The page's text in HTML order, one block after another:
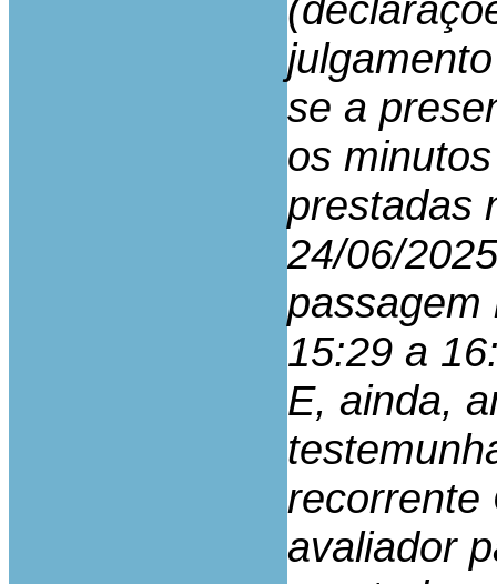
se a
os
prestadas
24/06/
passagem
15:29 a
E, ainda,
recorrente
avaliador